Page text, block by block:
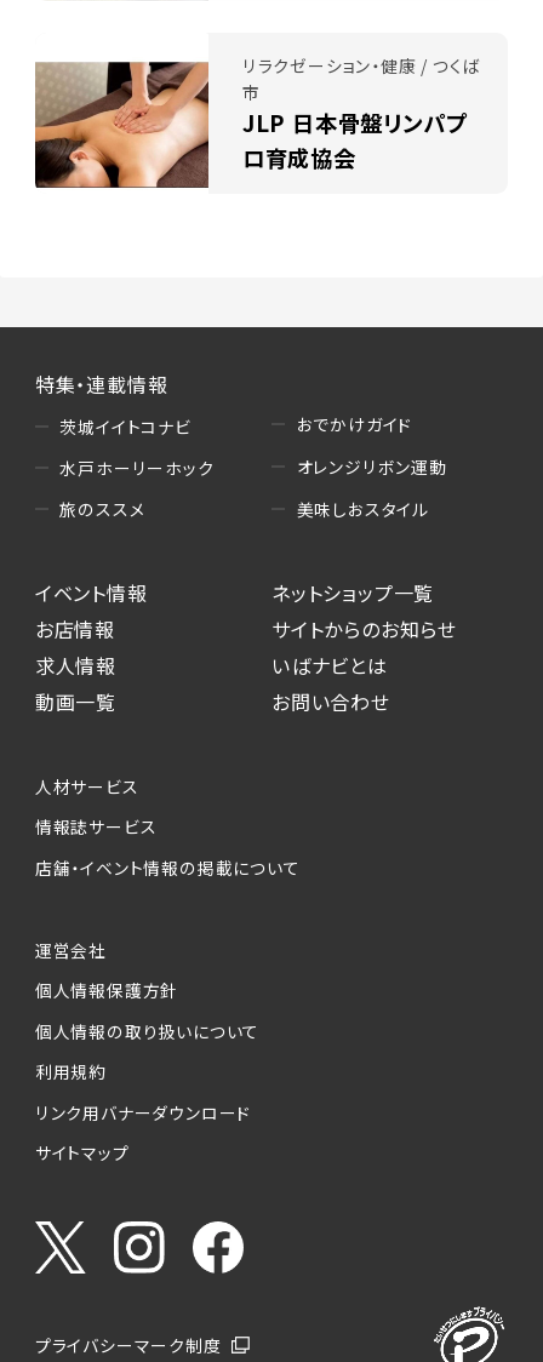
リラクゼーション・健康 / つくば
市
JLP 日本骨盤リンパプ
ロ育成協会
特集・連載情報
茨城イイトコナビ
水戸ホーリーホック
旅のススメ
おでかけガイド
オレンジリボン運動
美味しおスタイル
イベント情報
お店情報
求人情報
動画一覧
ネットショップ一覧
サイトからのお知らせ
いばナビとは
お問い合わせ
人材サービス
情報誌サービス
店舗・イベント情報の掲載について
運営会社
個人情報保護方針
個人情報の取り扱いについて
利用規約
リンク用バナーダウンロード
サイトマップ
プライバシーマーク制度